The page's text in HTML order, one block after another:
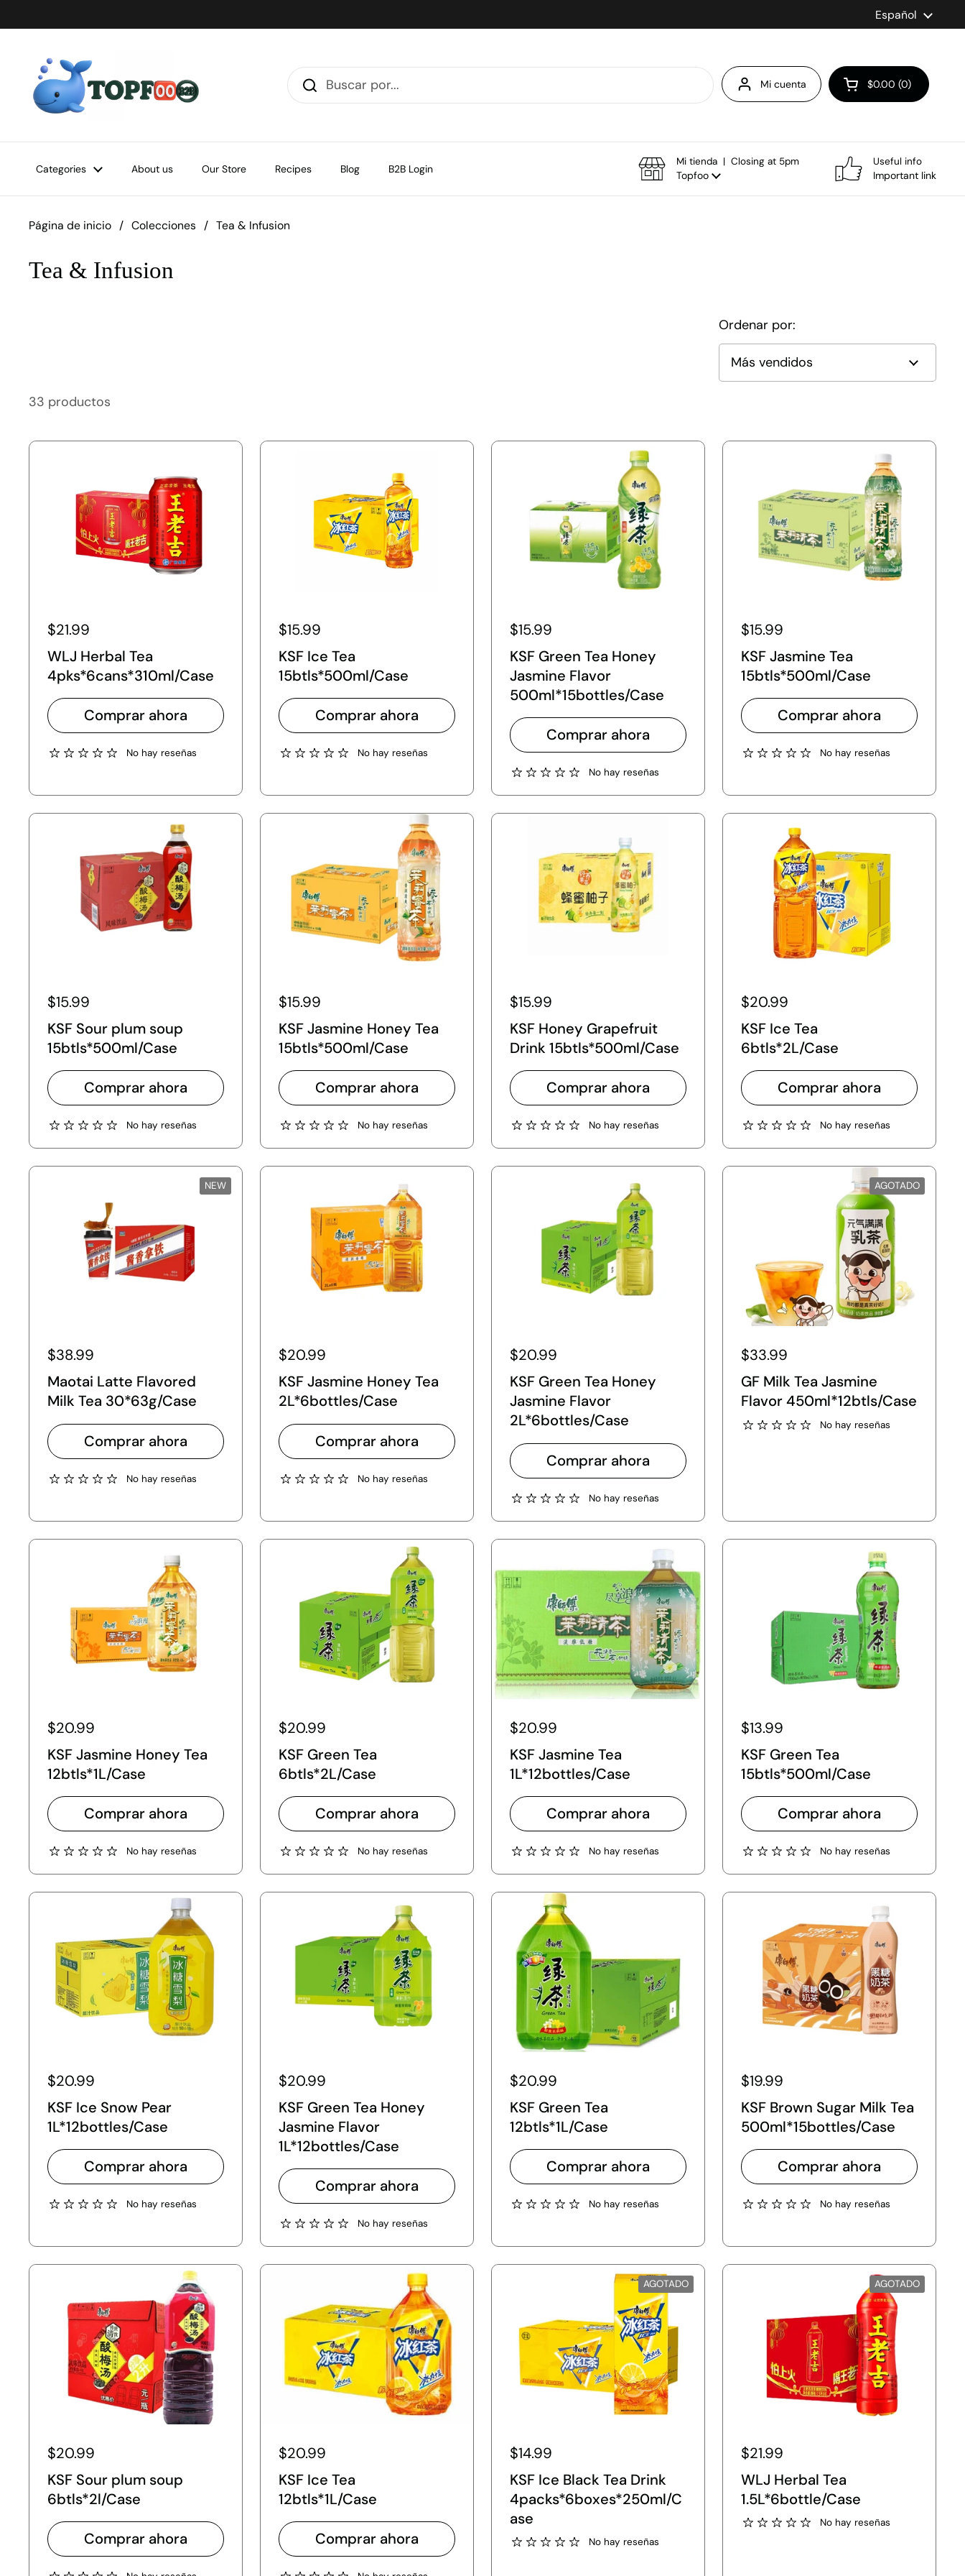
Idioma
Español
Mi cuenta Abrir carrito
$0.00 0
Categories About us Our Store Recipes Blog B2B Login
Mi tienda | Closing at 5pm
Topfoo
Useful info
Important link
Página de inicio / Colecciones / Tea & Infusion
Tea & Infusion
Ordenar por:
33 productos
$21.99
WLJ Herbal Tea
4pks*6cans*310ml/Case
Comprar ahora
No hay reseñas
$15.99
KSF Ice Tea
15btls*500ml/Case
Comprar ahora
No hay reseñas
$15.99
KSF Green Tea Honey
Jasmine Flavor
500ml*15bottles/Case
Comprar ahora
No hay reseñas
$15.99
KSF Jasmine Tea
15btls*500ml/Case
Comprar ahora
No hay reseñas
$15.99
KSF Sour plum soup
15btls*500ml/Case
Comprar ahora
No hay reseñas
$15.99
KSF Jasmine Honey Tea
15btls*500ml/Case
Comprar ahora
No hay reseñas
$15.99
KSF Honey Grapefruit
Drink 15btls*500ml/Case
Comprar ahora
No hay reseñas
$20.99
KSF Ice Tea
6btls*2L/Case
Comprar ahora
No hay reseñas
$38.99
Maotai Latte Flavored
Milk Tea 30*63g/Case
Comprar ahora
No hay reseñas
NEW
$20.99
KSF Jasmine Honey Tea
2L*6bottles/Case
Comprar ahora
No hay reseñas
$20.99
KSF Green Tea Honey
Jasmine Flavor
2L*6bottles/Case
Comprar ahora
No hay reseñas
$33.99
GF Milk Tea Jasmine
Flavor 450ml*12btls/Case
No hay reseñas
AGOTADO
$20.99
KSF Jasmine Honey Tea
12btls*1L/Case
Comprar ahora
No hay reseñas
$20.99
KSF Green Tea
6btls*2L/Case
Comprar ahora
No hay reseñas
$20.99
KSF Jasmine Tea
1L*12bottles/Case
Comprar ahora
No hay reseñas
$13.99
KSF Green Tea
15btls*500ml/Case
Comprar ahora
No hay reseñas
$20.99
KSF Ice Snow Pear
1L*12bottles/Case
Comprar ahora
No hay reseñas
$20.99
KSF Green Tea Honey
Jasmine Flavor
1L*12bottles/Case
Comprar ahora
No hay reseñas
$20.99
KSF Green Tea
12btls*1L/Case
Comprar ahora
No hay reseñas
$19.99
KSF Brown Sugar Milk Tea
500ml*15bottles/Case
Comprar ahora
No hay reseñas
$20.99
KSF Sour plum soup
6btls*2l/Case
Comprar ahora
$20.99
KSF Ice Tea
12btls*1L/Case
Comprar ahora
$14.99
KSF Ice Black Tea Drink
4packs*6boxes*250ml/C
ase
No hay reseñas
AGOTADO
$21.99
WLJ Herbal Tea
1.5L*6bottle/Case
No hay reseñas
AGOTADO